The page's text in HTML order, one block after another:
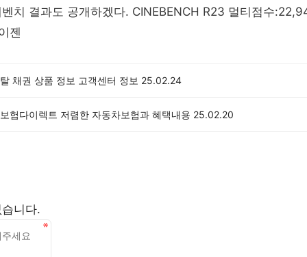
치 결과도 공개하겠다. CINEBENCH R23 멀티점수
젠
채권 상품 정보 고객센터 정보 25.02.24
험다이렉트 저렴한 자동차보험과 혜택내용 25.02.20
니다.